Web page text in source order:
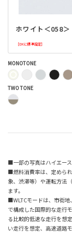
ホワイト＜058＞
［DXに標準設定］
MONOTONE
TWO TONE
■一部の写真はハイエース
■燃料消費率は、定めら
象、渋滞等）や運転方法
ます。
■WLTCモードは、市街
で構成した国際的な走行
る比較的低速な走行を想
い走行を想定、高速道路